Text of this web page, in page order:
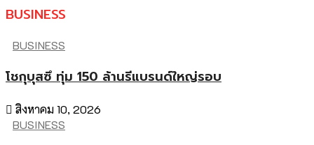
BUSINESS
BUSINESS
โชกุบุสซึ ทุ่ม 150 ล้านรีแบรนด์ใหญ่รอบ
สิงหาคม 10, 2026
BUSINESS